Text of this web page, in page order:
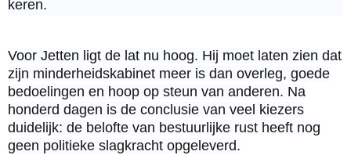
keren.
Voor Jetten ligt de lat nu hoog. Hij moet laten zien dat
zijn minderheidskabinet meer is dan overleg, goede
bedoelingen en hoop op steun van anderen. Na
honderd dagen is de conclusie van veel kiezers
duidelijk: de belofte van bestuurlijke rust heeft nog
geen politieke slagkracht opgeleverd.